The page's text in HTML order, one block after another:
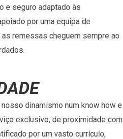
e seguro adaptado às
por uma equipa de
remessas cheguem sempre ao
dinamismo num know how e
exclusivo, de proximidade com
por um vasto currículo,